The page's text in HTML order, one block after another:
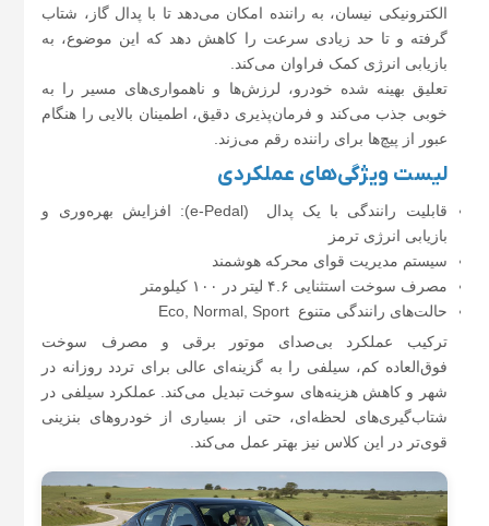
الکترونیکی نیسان، به راننده امکان می‌دهد تا با پدال گاز، شتاب
گرفته و تا حد زیادی سرعت را کاهش دهد که این موضوع، به
بازیابی انرژی کمک فراوان می‌کند.
تعلیق بهینه شده خودرو، لرزش‌ها و ناهمواری‌های مسیر را به
خوبی جذب می‌کند و فرمان‌پذیری دقیق، اطمینان بالایی را هنگام
عبور از پیچ‌ها برای راننده رقم می‌زند.
لیست ویژگی‌های عملکردی
قابلیت رانندگی با یک پدال (e-Pedal): افزایش بهره‌وری و
بازیابی انرژی ترمز
سیستم مدیریت قوای محرکه هوشمند
مصرف سوخت استثنایی ۴.۶ لیتر در ۱۰۰ کیلومتر
حالت‌های رانندگی متنوع Eco, Normal, Sport
ترکیب عملکرد بی‌صدای موتور برقی و مصرف سوخت
فوق‌العاده کم، سیلفی را به گزینه‌ای عالی برای تردد روزانه در
شهر و کاهش هزینه‌های سوخت تبدیل می‌کند. عملکرد سیلفی در
شتاب‌گیری‌های لحظه‌ای، حتی از بسیاری از خودروهای بنزینی
قوی‌تر در این کلاس نیز بهتر عمل می‌کند.